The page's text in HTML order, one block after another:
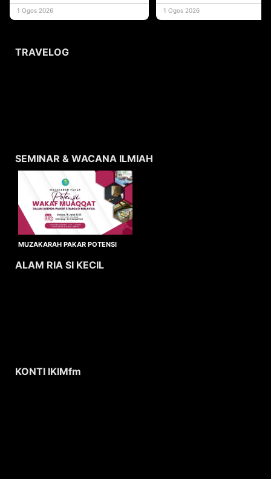
yang memberi ma
1 Ogos 2026
1 Ogos 2026
TRAVELOG
SEMINAR & WACANA ILMIAH
MUZAKARAH PAKAR POTENSI
ALAM RIA SI KECIL
KONTI IKIMfm